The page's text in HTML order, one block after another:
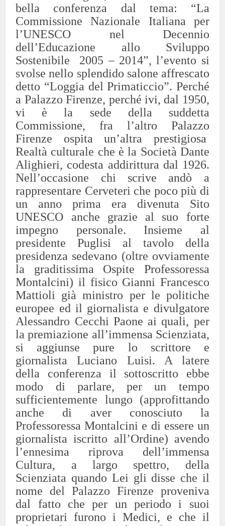
bella conferenza dal tema: “La
Commissione Nazionale Italiana per
l’UNESCO nel Decennio
dell’Educazione allo Sviluppo
Sostenibile 2005 – 2014”, l’evento si
svolse nello splendido salone affrescato
detto “Loggia del Primaticcio”. Perché
a Palazzo Firenze, perché ivi, dal 1950,
vi è la sede della suddetta
Commissione, fra l’altro Palazzo
Firenze ospita un’altra prestigiosa
Realtà culturale che è la Società Dante
Alighieri, codesta addirittura dal 1926.
Nell’occasione chi scrive andò a
rappresentare Cerveteri che poco più di
un anno prima era divenuta Sito
UNESCO anche grazie al suo forte
impegno personale. Insieme al
presidente Puglisi al tavolo della
presidenza sedevano (oltre ovviamente
la graditissima Ospite Professoressa
Montalcini) il fisico Gianni Francesco
Mattioli già ministro per le politiche
europee ed il giornalista e divulgatore
Alessandro Cecchi Paone ai quali, per
la premiazione all’immensa Scienziata,
si aggiunse pure lo scrittore e
giornalista Luciano Luisi. A latere
della conferenza il sottoscritto ebbe
modo di parlare, per un tempo
sufficientemente lungo (approfittando
anche di aver conosciuto la
Professoressa Montalcini e di essere un
giornalista iscritto all’Ordine) avendo
l’ennesima riprova dell’immensa
Cultura, a largo spettro, della
Scienziata quando Lei gli disse che il
nome del Palazzo Firenze proveniva
dal fatto che per un periodo i suoi
proprietari furono i Medici, e che il